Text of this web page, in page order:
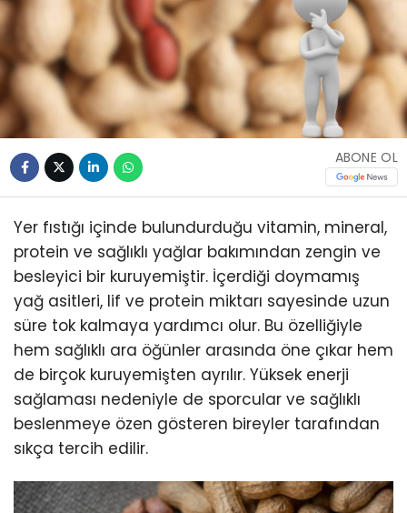
ABONE OL
Yer fıstığı içinde bulundurduğu vitamin, mineral,
protein ve sağlıklı yağlar bakımından zengin ve
besleyici bir kuruyemiştir. İçerdiği doymamış
yağ asitleri, lif ve protein miktarı sayesinde uzun
süre tok kalmaya yardımcı olur. Bu özelliğiyle
hem sağlıklı ara öğünler arasında öne çıkar hem
de birçok kuruyemişten ayrılır. Yüksek enerji
sağlaması nedeniyle de sporcular ve sağlıklı
beslenmeye özen gösteren bireyler tarafından
sıkça tercih edilir.